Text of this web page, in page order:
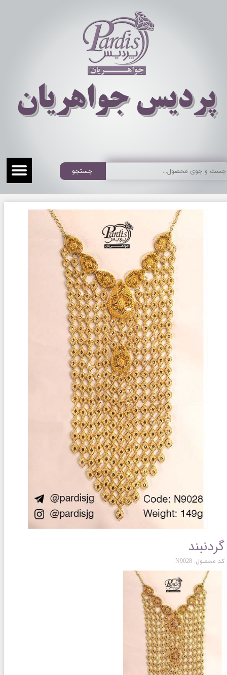
​​​​پردیس جواهریان
جستجو
گردنبند
کد محصول: N9028